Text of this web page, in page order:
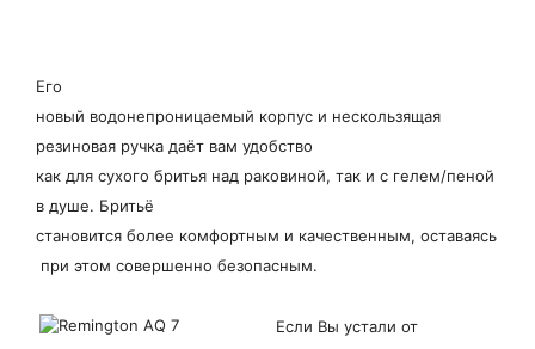
Его
новый водонепроницаемый корпус и нескользящая
резиновая ручка даёт вам удобство
как для сухого бритья над раковиной, так и с гелем/пеной
в душе. Бритьё
становится более комфортным и качественным, оставаясь
при этом совершенно безопасным.
Если Вы устали от